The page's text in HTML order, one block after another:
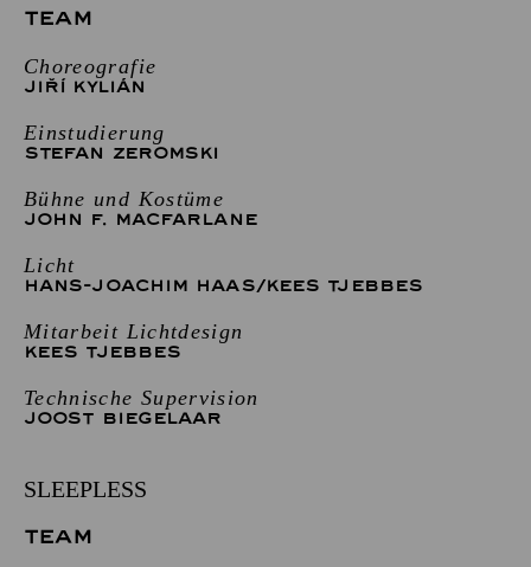
TEAM
Choreografie
JIŘÍ KYLIÁN
Einstudierung
STEFAN ZEROMSKI
Bühne und Kostüme
JOHN F. MACFARLANE
Licht
HANS-JOACHIM HAAS/KEES TJEBBES
Mitarbeit Lichtdesign
KEES TJEBBES
Technische Supervision
JOOST BIEGELAAR
SLEEPLESS
TEAM